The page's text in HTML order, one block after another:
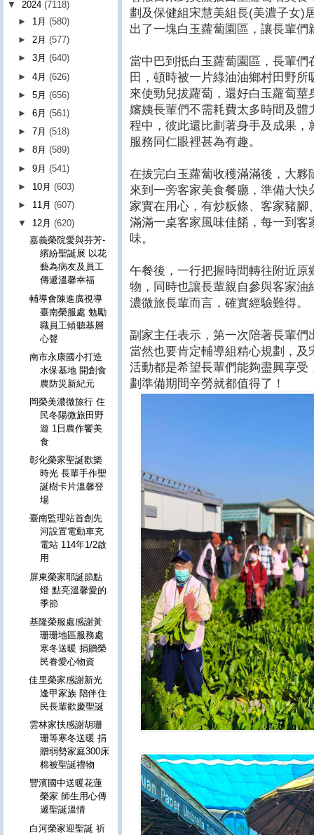
劃及保健組宋慧美組長(美濃子女)
出了一塊白玉蘿蔔園區，讓長輩
當中巴到抵白玉蘿蔔園區，長輩
田，頓時被一片綠油油鄉村田野
來使勁兒拔蘿蔔，還好白玉蘿蔔
嬸姨長輩們不需耗費太多時間及
程中，彼此還比劃著身手及成果
服務同仁眼裡甚為有趣。
在拔完白玉蘿蔔收穫滿滿後，大
來到一旁客家美食餐廳，準備大
家實在用心，有炒粄條、客家豬
滿滿一桌客家風味佳餚，每一到
味。
午餐後，一行把握時間轉往附近
物，同時也讓長輩親自參與客家
濃微旅長輩而言，確實經驗難得。
副家主任表示，第一次陪著長輩
當然也要肯定輔導組精心規劃，
活動都是希望長輩們能夠盡興享
劃準備期間辛勞就都值得了！
▼ 2024 (7118)
► 1月(580)
►2月(577)
►3月(640)
►4月(626)
►5月(656)
►6月(561)
►7月(518)
►8月(589)
►9月(541)
► 10月(603)
► 11月(607)
▼ 12月(620)
嘉義榮院愛與芬芳-
繽紛聖誕展 以花
藝為病友及員工
傳遞溫馨幸福
輔導會陳進廣視導
臺南榮服處 勉勵
職員工傾聽基層
心聲
南市永康國小打造
水保基地 開創食
農防災新紀元
岡榮美濃微旅行 住
民冬陽微旅田野
遊 1日農作饗美
食
彰化榮家聖誕歡樂
時光 長輩手作聖
誕樹卡片溫馨登
場
臺南監理站首創先
河設置電動車充
電站 114年1/2啟
用
屏東榮家耶誕節點
燈 點亮溫馨愛的
季節
基隆榮服處感謝黃
珊珊地區服務處
寒冬送暖 捐贈榮
民眷愛心物資
佳里榮家感謝新光
逢甲家族 陪伴住
民長輩歡慶聖誕
雲林家扶感謝胡珊
珊等寒冬送暖 捐
贈弱勢家庭300床
棉被聖誕禮物
豐濱國中送暖花蓮
榮家 師生用心傳
遞聖誕溫情
白河榮家迎聖誕 祈